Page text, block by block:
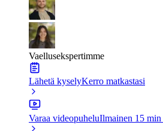
Vaellusekspertimme
Lähetä kyselyKerro matkastasi
Varaa videopuheluIlmainen 15